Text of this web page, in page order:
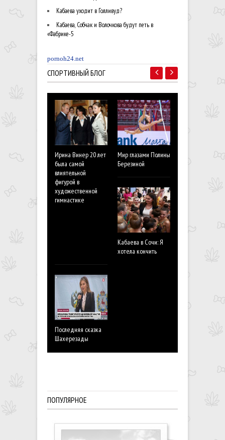
Кабаева уходит в Голливуд?
Кабаева, Собчак и Волочкова будут петь в
«Фабрике-5
pornoh24.net
СПОРТИВНЫЙ БЛОГ
Ирина Винер 20 лет
была самой
влиятельной
фигурой в
художественной
гимнастике
Мир глазами Полины
Березиной
Кабаева в Сочи: Я
хотела кончить
Последняя сказка
Шахерезады
ПОПУЛЯРНОЕ